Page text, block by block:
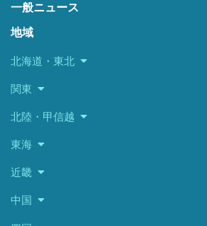
一般ニュース
地域
北海道・東北
関東
北陸・甲信越
東海
近畿
中国